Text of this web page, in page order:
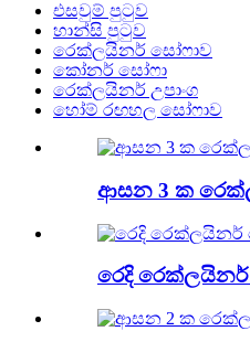
එසවුම් පුටුව
හාන්සි පුටුව
රෙක්ලයිනර් සෝෆාව
කෝනර් සෝෆා
රෙක්ලයිනර් උපාංග
හෝම් රඟහල සෝෆාව
ආසන 3 ක
රෙදි